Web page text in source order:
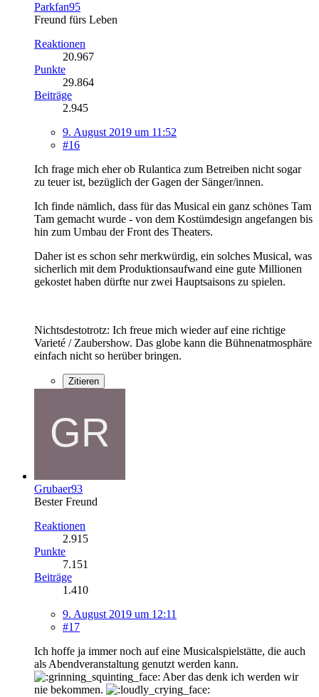
Parkfan95
Freund fürs Leben
Reaktionen
20.967
Punkte
29.864
Beiträge
2.945
9. August 2019 um 11:52
#16
Ich frage mich eher ob Rulantica zum Betreiben nicht sogar
zu teuer ist, bezüglich der Gagen der Sänger/innen.
Ich finde nämlich, dass für das Musical ein ganz schönes Tam
Tam gemacht wurde - von dem Kostümdesign angefangen bis
hin zum Umbau der Front des Theaters.
Daher ist es schon sehr merkwürdig, ein solches Musical, was
sicherlich mit dem Produktionsaufwand eine gute Millionen
gekostet haben dürfte nur zwei Hauptsaisons zu spielen.
Nichtsdestotrotz: Ich freue mich wieder auf eine richtige
Varieté / Zaubershow. Das globe kann die Bühnenatmosphäre
einfach nicht so herüber bringen.
Zitieren
Grubaer93
Bester Freund
Reaktionen
2.915
Punkte
7.151
Beiträge
1.410
9. August 2019 um 12:11
#17
Ich hoffe ja immer noch auf eine Musicalspielstätte, die auch
als Abendveranstaltung genutzt werden kann.
Aber das denk ich werden wir
nie bekommen.